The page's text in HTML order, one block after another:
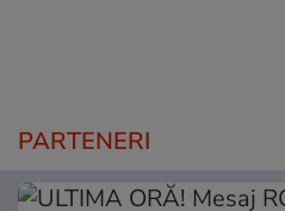
PARTENERI